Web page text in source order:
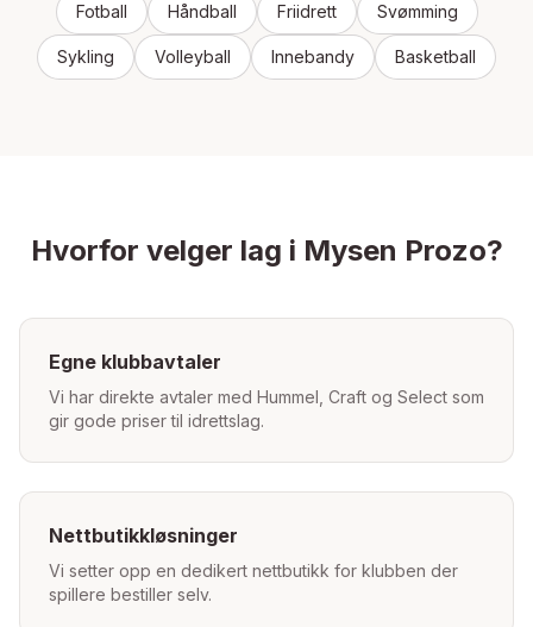
Fotball Håndball Friidrett Svømming
Sykling Volleyball Innebandy Basketball
Hvorfor velger lag i Mysen Prozo?
Egne klubbavtaler
Vi har direkte avtaler med Hummel, Craft og Select som
gir gode priser til idrettslag.
Nettbutikkløsninger
Vi setter opp en dedikert nettbutikk for klubben der
spillere bestiller selv.